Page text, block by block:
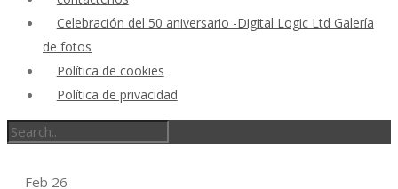
Celebración del 50 aniversario -Digital Logic Ltd Galería
de fotos
Política de cookies
Política de privacidad
Feb 26